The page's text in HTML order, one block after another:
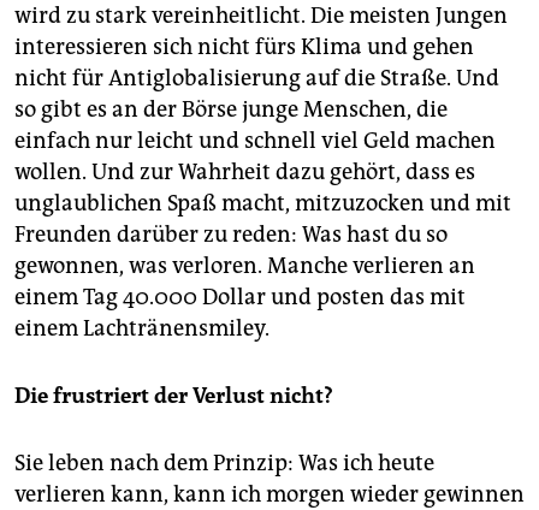
wird zu stark vereinheitlicht. Die meisten Jungen
interessieren sich nicht fürs Klima und gehen
nicht für Antiglobalisierung auf die Straße. Und
so gibt es an der Börse junge Menschen, die
einfach nur leicht und schnell viel Geld machen
wollen. Und zur Wahrheit dazu gehört, dass es
unglaublichen Spaß macht, mitzuzocken und mit
Freunden darüber zu reden: Was hast du so
gewonnen, was verloren. Manche verlieren an
einem Tag 40.000 Dollar und posten das mit
einem Lachtränensmiley.
Die frustriert der Verlust nicht?
Sie leben nach dem Prinzip: Was ich heute
verlieren kann, kann ich morgen wieder gewinnen